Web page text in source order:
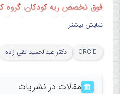
فوق تخصص ریه کودکان، گروه
آموزشی، تحقیقاتی و درمانی
تهران، ایران
department of
medical and
نمایش بیشتر
ORCID دکتر عبدالحمید تقی زاده
مقالات در نشریات